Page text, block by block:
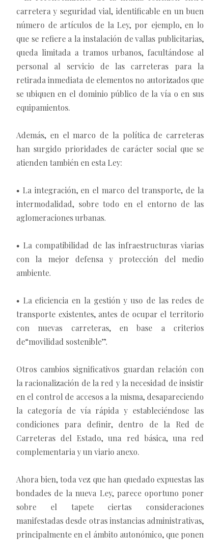
carretera y seguridad vial, identificable en un buen
número de artículos de la Ley, por ejemplo, en lo
que se refiere a la instalación de vallas publicitarias,
queda limitada a tramos urbanos, facultándose al
personal al servicio de las carreteras para la
retirada inmediata de elementos no autorizados que
se ubiquen en el dominio público de la vía o en sus
equipamientos.
Además, en el marco de la política de carreteras
han surgido prioridades de carácter social que se
atienden también en esta Ley:
• La integración, en el marco del transporte, de la
intermodalidad, sobre todo en el entorno de las
aglomeraciones urbanas.
• La compatibilidad de las infraestructuras viarias
con la mejor defensa y protección del medio
ambiente.
• La eficiencia en la gestión y uso de las redes de
transporte existentes, antes de ocupar el territorio
con nuevas carreteras, en base a criterios
de“movilidad sostenible”.
Otros cambios significativos guardan relación con
la racionalización de la red y la necesidad de insistir
en el control de accesos a la misma, desapareciendo
la categoría de vía rápida y estableciéndose las
condiciones para definir, dentro de la Red de
Carreteras del Estado, una red básica, una red
complementaria y un viario anexo.
Ahora bien, toda vez que han quedado expuestas las
bondades de la nueva Ley, parece oportuno poner
sobre el tapete ciertas consideraciones
manifestadas desde otras instancias administrativas,
principalmente en el ámbito autonómico, que ponen